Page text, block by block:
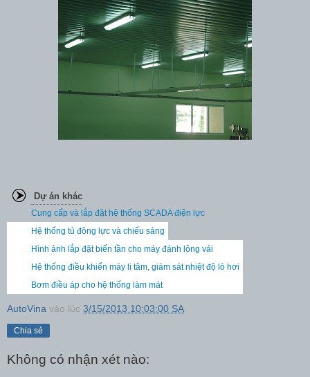
Dự án khác
Cung cấp và lắp đặt hệ thống SCADA điện lực
Hệ thống tủ động lực và chiếu sáng
Hình ảnh lắp đặt biến tần cho máy đánh lông vải
Hệ thống điều khiển máy li tâm, giám sát nhiệt độ lò hơi
Bơm điều áp cho hệ thống làm mát
AutoVina vào lúc 3/15/2013 10:03:00 SA
Chia sẻ
Không có nhận xét nào: